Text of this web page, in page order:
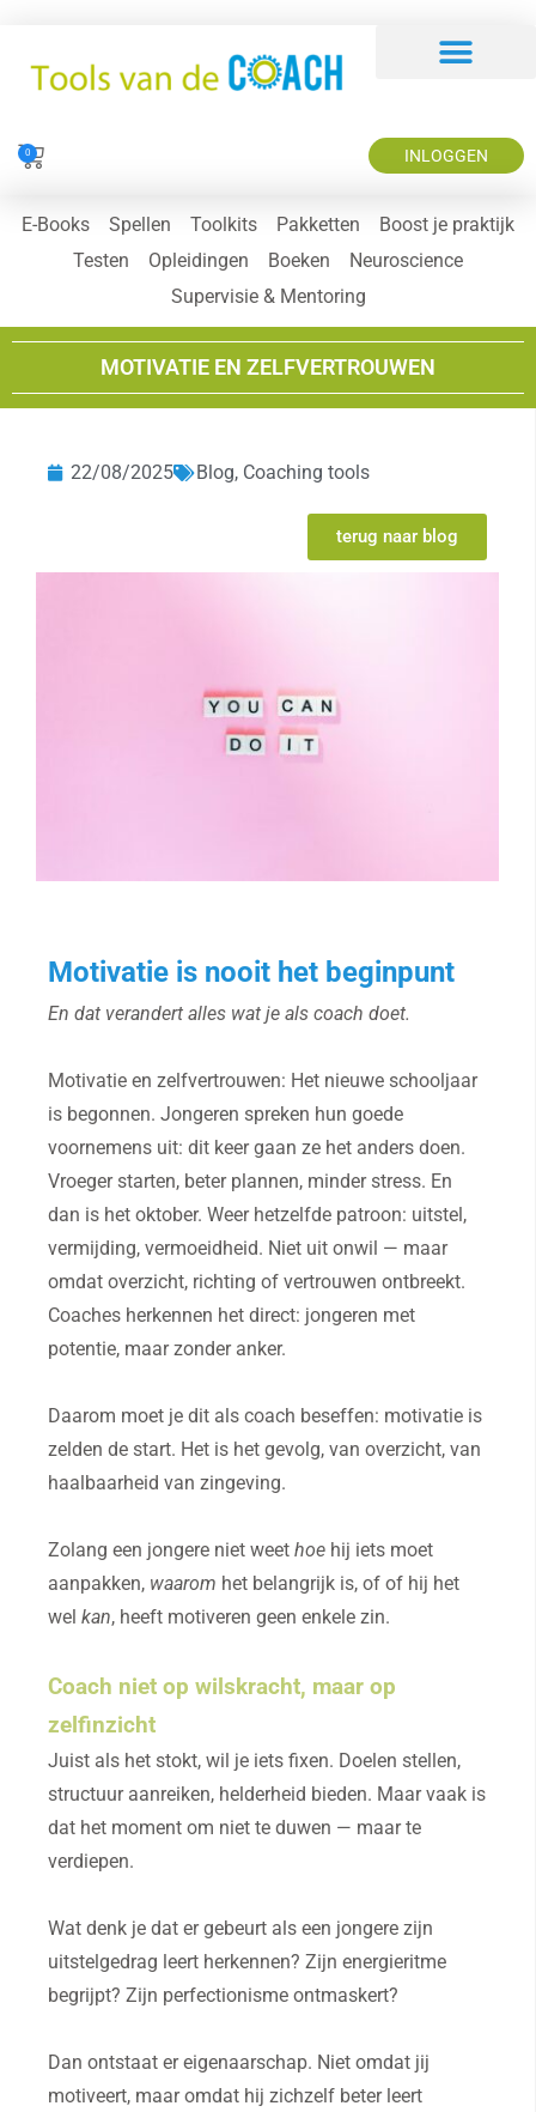
0 INLOGGEN
E-Books Spellen Toolkits Pakketten
Boost je praktijk
Testen
Opleidingen Boeken
Neuroscience
Supervisie & Mentoring
MOTIVATIE EN ZELFVERTROUWEN
22/08/2025 Blog, Coaching tools
terug naar blog
Motivatie is nooit het beginpunt
En dat verandert alles wat je als coach doet.
Motivatie en zelfvertrouwen: Het nieuwe schooljaar
is begonnen. Jongeren spreken hun goede
voornemens uit: dit keer gaan ze het anders doen.
Vroeger starten, beter plannen, minder stress. En
dan is het oktober. Weer hetzelfde patroon: uitstel,
vermijding, vermoeidheid. Niet uit onwil — maar
omdat overzicht, richting of vertrouwen ontbreekt.
Coaches herkennen het direct: jongeren met
potentie, maar zonder anker.
Daarom moet je dit als coach beseffen: motivatie is
zelden de start. Het is het gevolg, van overzicht, van
haalbaarheid van zingeving.
Zolang een jongere niet weet hoe hij iets moet
aanpakken, waarom het belangrijk is, of of hij het
wel kan, heeft motiveren geen enkele zin.
Coach niet op wilskracht, maar op
zelfinzicht
Juist als het stokt, wil je iets fixen. Doelen stellen,
structuur aanreiken, helderheid bieden. Maar vaak is
dat het moment om niet te duwen — maar te
verdiepen.
Wat denk je dat er gebeurt als een jongere zijn
uitstelgedrag leert herkennen? Zijn energieritme
begrijpt? Zijn perfectionisme ontmaskert?
Dan ontstaat er eigenaarschap. Niet omdat jij
motiveert, maar omdat hij zichzelf beter leert